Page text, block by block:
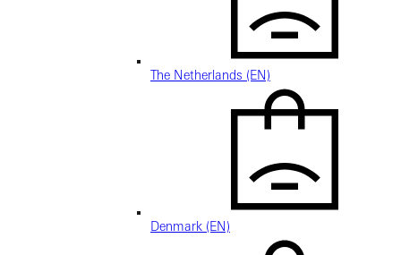
The Netherlands (EN)
Denmark (EN)